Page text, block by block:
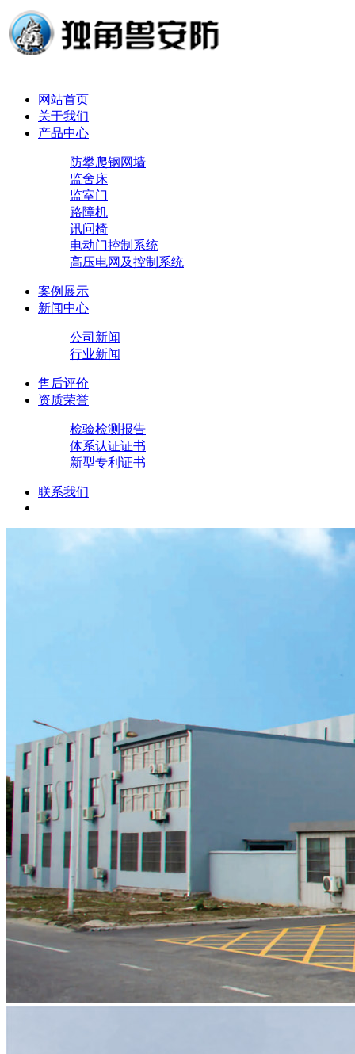
网站首页
关于我们
产品中心
防攀爬钢网墙
监舍床
监室门
路障机
讯问椅
电动门控制系统
高压电网及控制系统
案例展示
新闻中心
公司新闻
行业新闻
售后评价
资质荣誉
检验检测报告
体系认证证书
新型专利证书
联系我们